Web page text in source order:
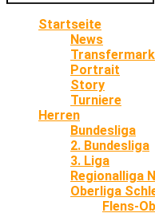
Startseite
News
Portrait
Story
Turniere
Herren
Bundesliga
2. Bundesliga
3. Liga
Regionalliga
Oberliga
Flens-